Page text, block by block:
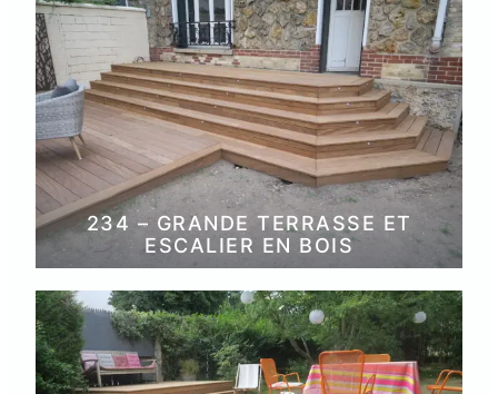
234 – GRANDE TERRASSE ET
ESCALIER EN BOIS